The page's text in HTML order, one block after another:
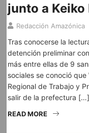
junto a Keiko
Redacción Amazónica
Tras conocerse la
detención preliminar
más entre ellas de 9
sociales se conoció
Regional de Trabajo y
salir de la prefectura […]
READ MORE